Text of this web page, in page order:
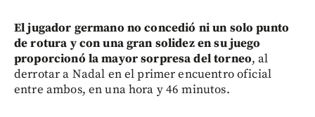
El jugador germano no concedió ni un solo punto
de rotura y con una gran solidez en su juego
proporcionó la mayor sorpresa del torneo, al
derrotar a Nadal en el primer encuentro oficial
entre ambos, en una hora y 46 minutos.